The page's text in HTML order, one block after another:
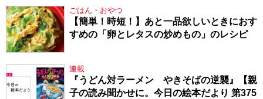
ごはん・おやつ
【簡単！時短！】あと一品欲しいときにおす
すめの「卵とレタスの炒めもの」のレシピ
連載
『うどん対ラーメン やきそばの逆襲』【親
子の読み聞かせに。今日の絵本だより 第375